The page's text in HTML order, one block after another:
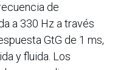
de
a 330 Hz a través
GtG de 1 ms,
y fluida. Los